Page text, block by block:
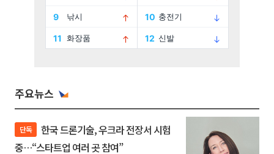
주요뉴스
단독
중…“스타트업 여러 곳 참여”